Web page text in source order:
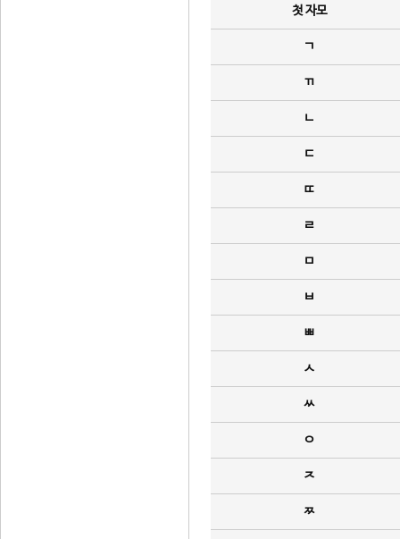
첫 자모
ㄱ
ㄲ
ㄴ
ㄷ
ㄸ
ㄹ
ㅁ
ㅂ
ㅃ
ㅅ
ㅆ
ㅇ
ㅈ
ㅉ